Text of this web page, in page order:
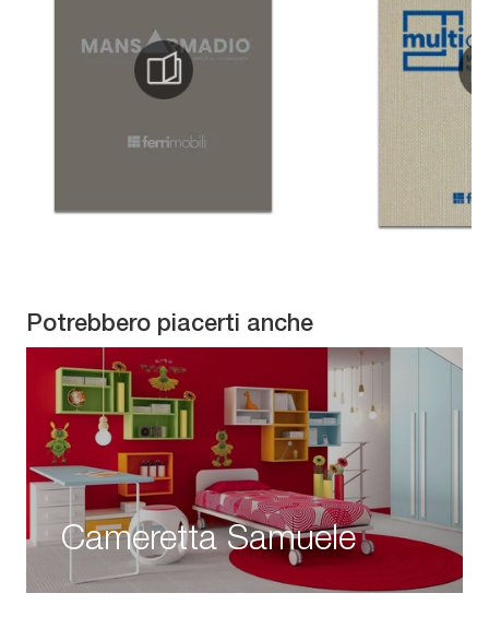
Potrebbero piacerti anche
Cameretta Samuele